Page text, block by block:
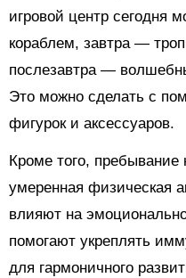
игровой центр сегодня
кораблем, завтра —
послезавтра —
Это можно сделать с
фигурок и аксессуаров.
Кроме того,
умеренная физическая
влияют на
помогают укреплять
для гармоничного